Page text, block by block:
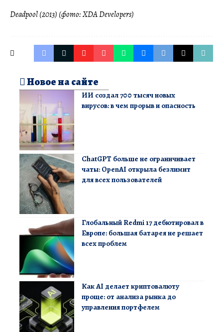
Deadpool (2013) (фото: XDA Developers)
Новое на сайте
ИИ создал 700 тысяч новых
вирусов: в чем прорыв и опасность
ChatGPT больше не ограничивает
чаты: OpenAI открыла безлимит
для всех пользователей
Глобальный Redmi 17 дебютировал в
Европе: большая батарея не решает
всех проблем
Как AI делает криптовалюту
проще: от анализа рынка до
управления портфелем